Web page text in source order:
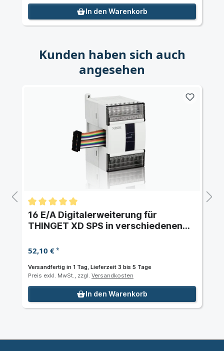
In den Warenkorb
Kunden haben sich auch
angesehen
16 E/A Digitalerweiterung für
THINGET XD SPS in verschiedenen
52,10 €*
Versandfertig in 1 Tag, Lieferzeit 3 bis 5 Tage
Preis exkl. MwSt., zzgl. Versandkosten
In den Warenkorb